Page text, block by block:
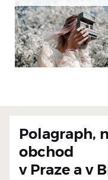
Polagraph,
obchod
v Praze a v